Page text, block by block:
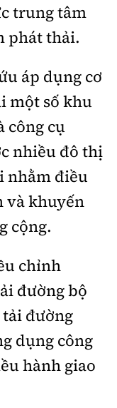
trung tâm
phát thải.
áp dụng cơ
một số khu
công cụ
nhiều đô thị
nhằm điều
và khuyến
cộng.
chỉnh
đường bộ
tải đường
dụng công
hành giao